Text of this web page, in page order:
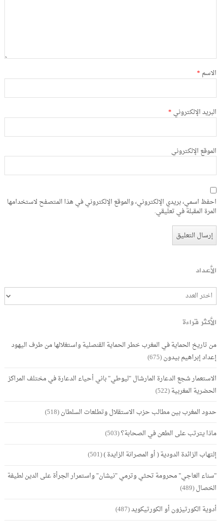
الاسم *
البريد الإلكتروني *
الموقع الإلكتروني
احفظ اسمي، بريدي الإلكتروني، والموقع الإلكتروني في هذا المتصفح لاستخدامها
المرة المقبلة في تعليقي.
الأعداد
الأكثر قراءة
من تاريخ الحماية في المغرب خطر الحماية القنصلية واستغلالها من طرف اليهود
إعداد إبراهيم بيدون(675)
الاستعمار شجع الدعارة المارشال "ليوطي" باني أحياء الدعارة في مختلف المراكز
الحضرية المغربية(522)
حدود المغرب بين مطالب حزب الاستقلال وتطلعات السلطان(518)
ماذا يترتب على الطعن في الصحابة؟(503)
إلتهاب الزائدة الدودية ( أو المصرانة الزايدة )(501)
"سناء العاجي" محرومة تحثي وترمي "نيشان" واستمرار الجرأة على الدين لطيفة
الخصال(489)
أدوية الكورتيزون أو الكورتيكويد(487)